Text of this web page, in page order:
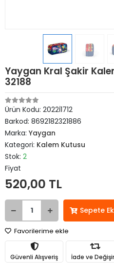
Yaygan Kral Şakir
32188
Ürün Kodu: 2022İ1712
Barkod: 8692182321886
Marka: Yaygan
Kategori: Kalem Kutusu
Stok: 2
Fiyat
520,00 TL
Sepete
Favorilerime ekle
Güvenli Alışveriş İade ve